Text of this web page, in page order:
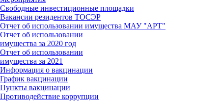
Свободные инвестиционные площадки
Вакансии резидентов ТОСЭР
Отчет об использовании имущества МАУ "АРТ"
Отчет об использовании
имущества за 2020 год
Отчет об использовании
имущества за 2021
Информация о вакцинации
График вакцинации
Пункты вакцинации
Противодействие коррупции